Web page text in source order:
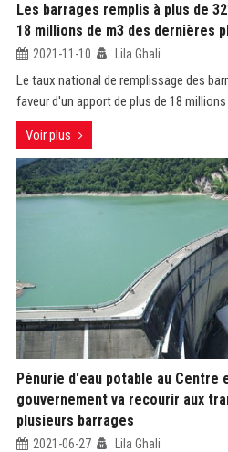
Les barrages remplis à plus de
18 millions de m3 des dernières
2021-11-10 Lila Ghali
Le taux national de remplissage des
faveur d'un apport de plus de 18
Voir plus
Pénurie d'eau potable au Centre
gouvernement va recourir aux
plusieurs barrages
2021-06-27 Lila Ghali